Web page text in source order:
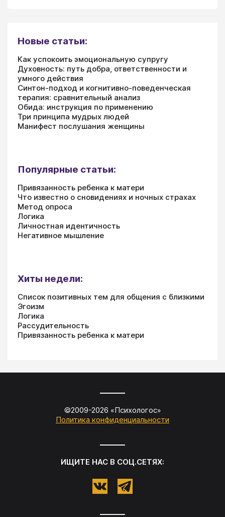
Новые статьи:
Как успокоить эмоциональную супругу
Духовность: путь добра, ответственности и
умного действия
Синтон-подход и когнитивно-поведенческая
терапия: сравнительный анализ
Обида: инструкция по применению
Три принципа мудрых людей
Манифест послушания женщины
Популярные статьи:
Привязанность ребенка к матери
Что известно о сновидениях и ночных страхах
Метод опроса
Логика
Личностная идентичность
Негативное мышление
Хиты недели:
Список позитивных тем для общения с близкими
Эгоизм
Логика
Рассудительность
Привязанность ребенка к матери
©2009-2026 «Психологос»
Политика конфиденциальности
ИЩИТЕ НАС В СОЦ.СЕТЯХ: